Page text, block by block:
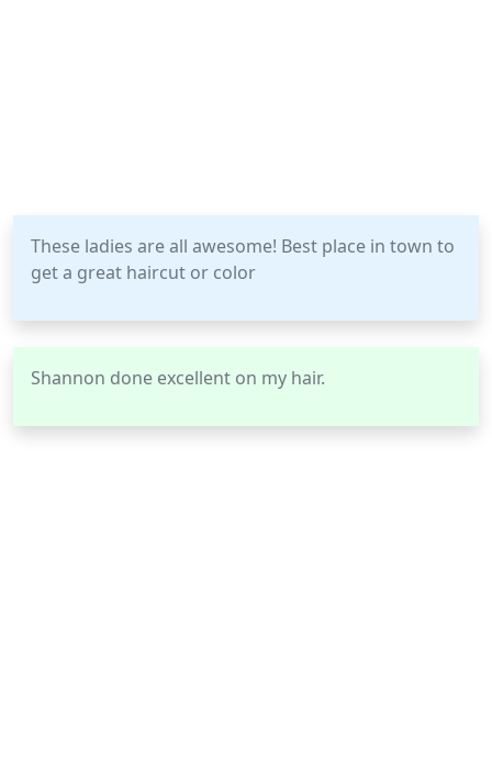
These ladies are all awesome! Best place in town to
get a great haircut or color
Shannon done excellent on my hair.